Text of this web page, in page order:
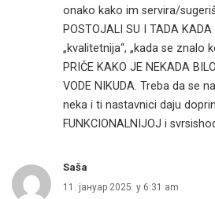
onako kako im servira/
POSTOJALI SU I TADA KADA
„kvalitetnija“, „kada se znalo
PRIČE KAKO JE NEKADA
VODE NIKUDA. Treba da se
neka i ti nastavnici daju
FUNKCIONALNIJOJ i
Saša
11. јануар 2025. у 6:31 am